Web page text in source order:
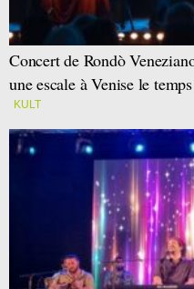
Concert de Rondò
une escale à Venise le
KULT